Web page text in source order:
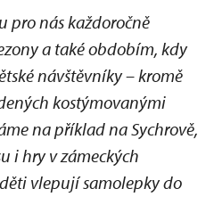
pro nás každoročně
a také obdobím, kdy
návštěvníky – kromě
kostýmovanými
na příklad na Sychrově,
i hry v zámeckých
vlepují samolepky do